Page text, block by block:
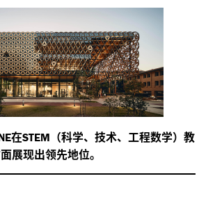
在STEM （科学、技术、工程数学）教
展现出领先地位。